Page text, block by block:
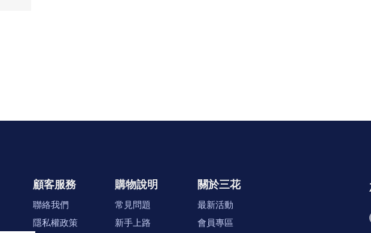
顧客服務
聯絡我們
隱私權政策
購物說明
常見問題
新手上路
關於三花
最新活動
會員專區